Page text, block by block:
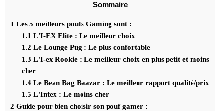
Sommaire
1 Les 5 meilleurs poufs Gaming sont :
1.1 L'I-EX Elite : Le meilleur choix
1.2 Le Lounge Pug : Le plus confortable
1.3 L'I-ex Rookie : Le meilleur choix en plus petit et moins
cher
1.4Le Bean Bag Baazar : Le meilleur rapport qualité/prix
1.5 L'Intex : Le moins cher
2 Guide pour bien choisir son pouf gamer :